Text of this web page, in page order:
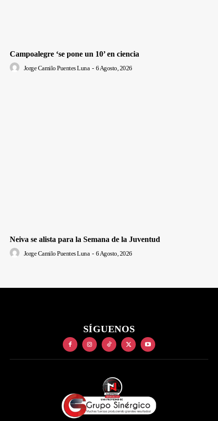
Campoalegre ‘se pone un 10’ en ciencia
Jorge Camilo Puentes Luna - 6 Agosto, 2026
Neiva se alista para la Semana de la Juventud
Jorge Camilo Puentes Luna - 6 Agosto, 2026
SÍGUENOS